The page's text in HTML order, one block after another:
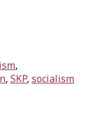
,
, SKP, socialism